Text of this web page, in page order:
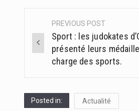
Post
navigation
PREVIOUS POST
Sport : les judokates
présenté leurs
charge des sports.
Posted in: Actualité